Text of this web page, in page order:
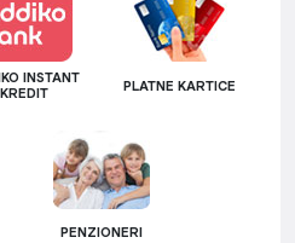
INSTANT
KREDIT
PLATNE KARTICE
PENZIONERI